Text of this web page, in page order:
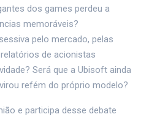
dos games perdeu a
memoráveis?
pelo mercado, pelas
de acionistas
Será que a Ubisoft ainda
refém do próprio modelo?
e participa desse debate